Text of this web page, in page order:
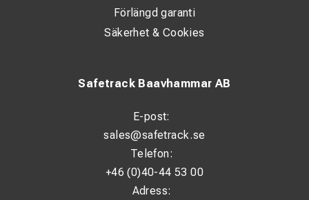
Safetrack Baavhammar AB
E-post:
sales@safetrack.se
Telefon:
+46 (0)40-44 53 00
Adress:
Förlängd garanti
Säkerhet & Cookies